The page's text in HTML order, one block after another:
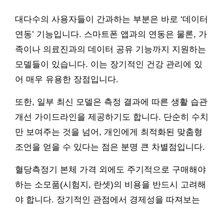
대다수의 사용자들이 간과하는 부분은 바로 ‘데이터
연동’ 기능입니다. 스마트폰 앱과의 연동은 물론, 가
족이나 의료진과의 데이터 공유 기능까지 지원하는
모델들이 있습니다. 이는 장기적인 건강 관리에 있
어 매우 유용한 장점입니다.
또한, 일부 최신 모델은 측정 결과에 따른 생활 습관
개선 가이드라인을 제공하기도 합니다. 단순히 수치
만 보여주는 것을 넘어, 개인에게 최적화된 맞춤형
조언을 얻을 수 있다는 점은 분명 큰 차별점입니다.
혈당측정기 본체 가격 외에도 주기적으로 구매해야
하는 소모품(시험지, 란셋)의 비용을 반드시 고려해
야 합니다. 장기적인 관점에서 경제성을 따져보는